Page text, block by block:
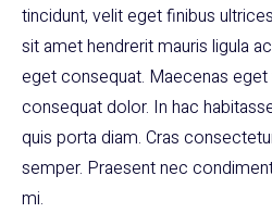
tincidunt, velit eget finibus
sit amet hendrerit mauris ligula
eget consequat. Maecenas
consequat dolor. In hac
quis porta diam. Cras
semper. Praesent nec
mi.